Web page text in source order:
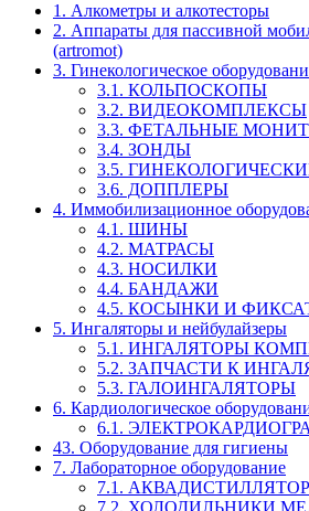
1. Алкометры и алкотесторы
2. Аппараты для пассивной
(artromot)
3. Гинекологическое
3.1. КОЛЬПОСКОПЫ
3.2. ВИДЕОКОМПЛЕКСЫ
3.3. ФЕТАЛЬНЫЕ
3.4. ЗОНДЫ
3.5.
3.6. ДОППЛЕРЫ
4. Иммобилизационное
4.1. ШИНЫ
4.2. МАТРАСЫ
4.3. НОСИЛКИ
4.4. БАНДАЖИ
4.5. КОСЫНКИ И
5. Ингаляторы и нейбулайзеры
5.1. ИНГАЛЯТОРЫ
5.2. ЗАПЧАСТИ К
5.3. ГАЛОИНГАЛЯТОРЫ
6. Кардиологическое
6.1.
43. Оборудование для гигиены
7. Лабораторное оборудование
7.1.
7.2. ХОЛОДИЛЬНИКИ